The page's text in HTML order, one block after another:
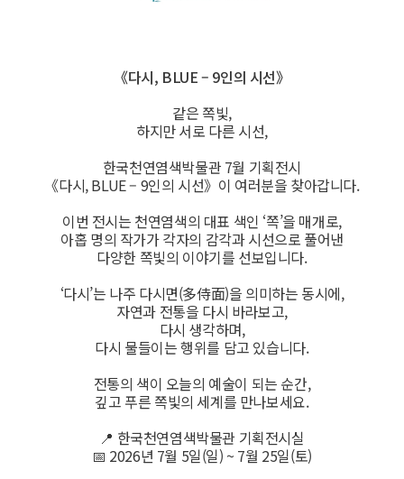
《다시, BLUE – 9인의 시선》
같은 쪽빛,
하지만 서로 다른 시선,
한국천연염색박물관 7월 기획전시
《다시, BLUE – 9인의 시선》이 여러분을 찾아갑니다.
이번 전시는 천연염색의 대표 색인 ‘쪽’을 매개로,
아홉 명의 작가가 각자의 감각과 시선으로 풀어낸
다양한 쪽빛의 이야기를 선보입니다.
‘다시’는 나주 다시면(多侍面)을 의미하는 동시에,
자연과 전통을 다시 바라보고,
다시 생각하며,
다시 물들이는 행위를 담고 있습니다.
전통의 색이 오늘의 예술이 되는 순간,
깊고 푸른 쪽빛의 세계를 만나보세요.
📍 한국천연염색박물관 기획전시실
📅 2026년 7월 5일(일) ~ 7월 25일(토)